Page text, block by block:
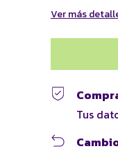
Ver más
Tus